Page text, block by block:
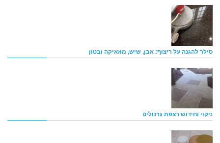
סילר להגנה על ריצוף: אבן, שיש, מוזאיקה ובטון
ניקוי וחידוש רצפת גרנוליט